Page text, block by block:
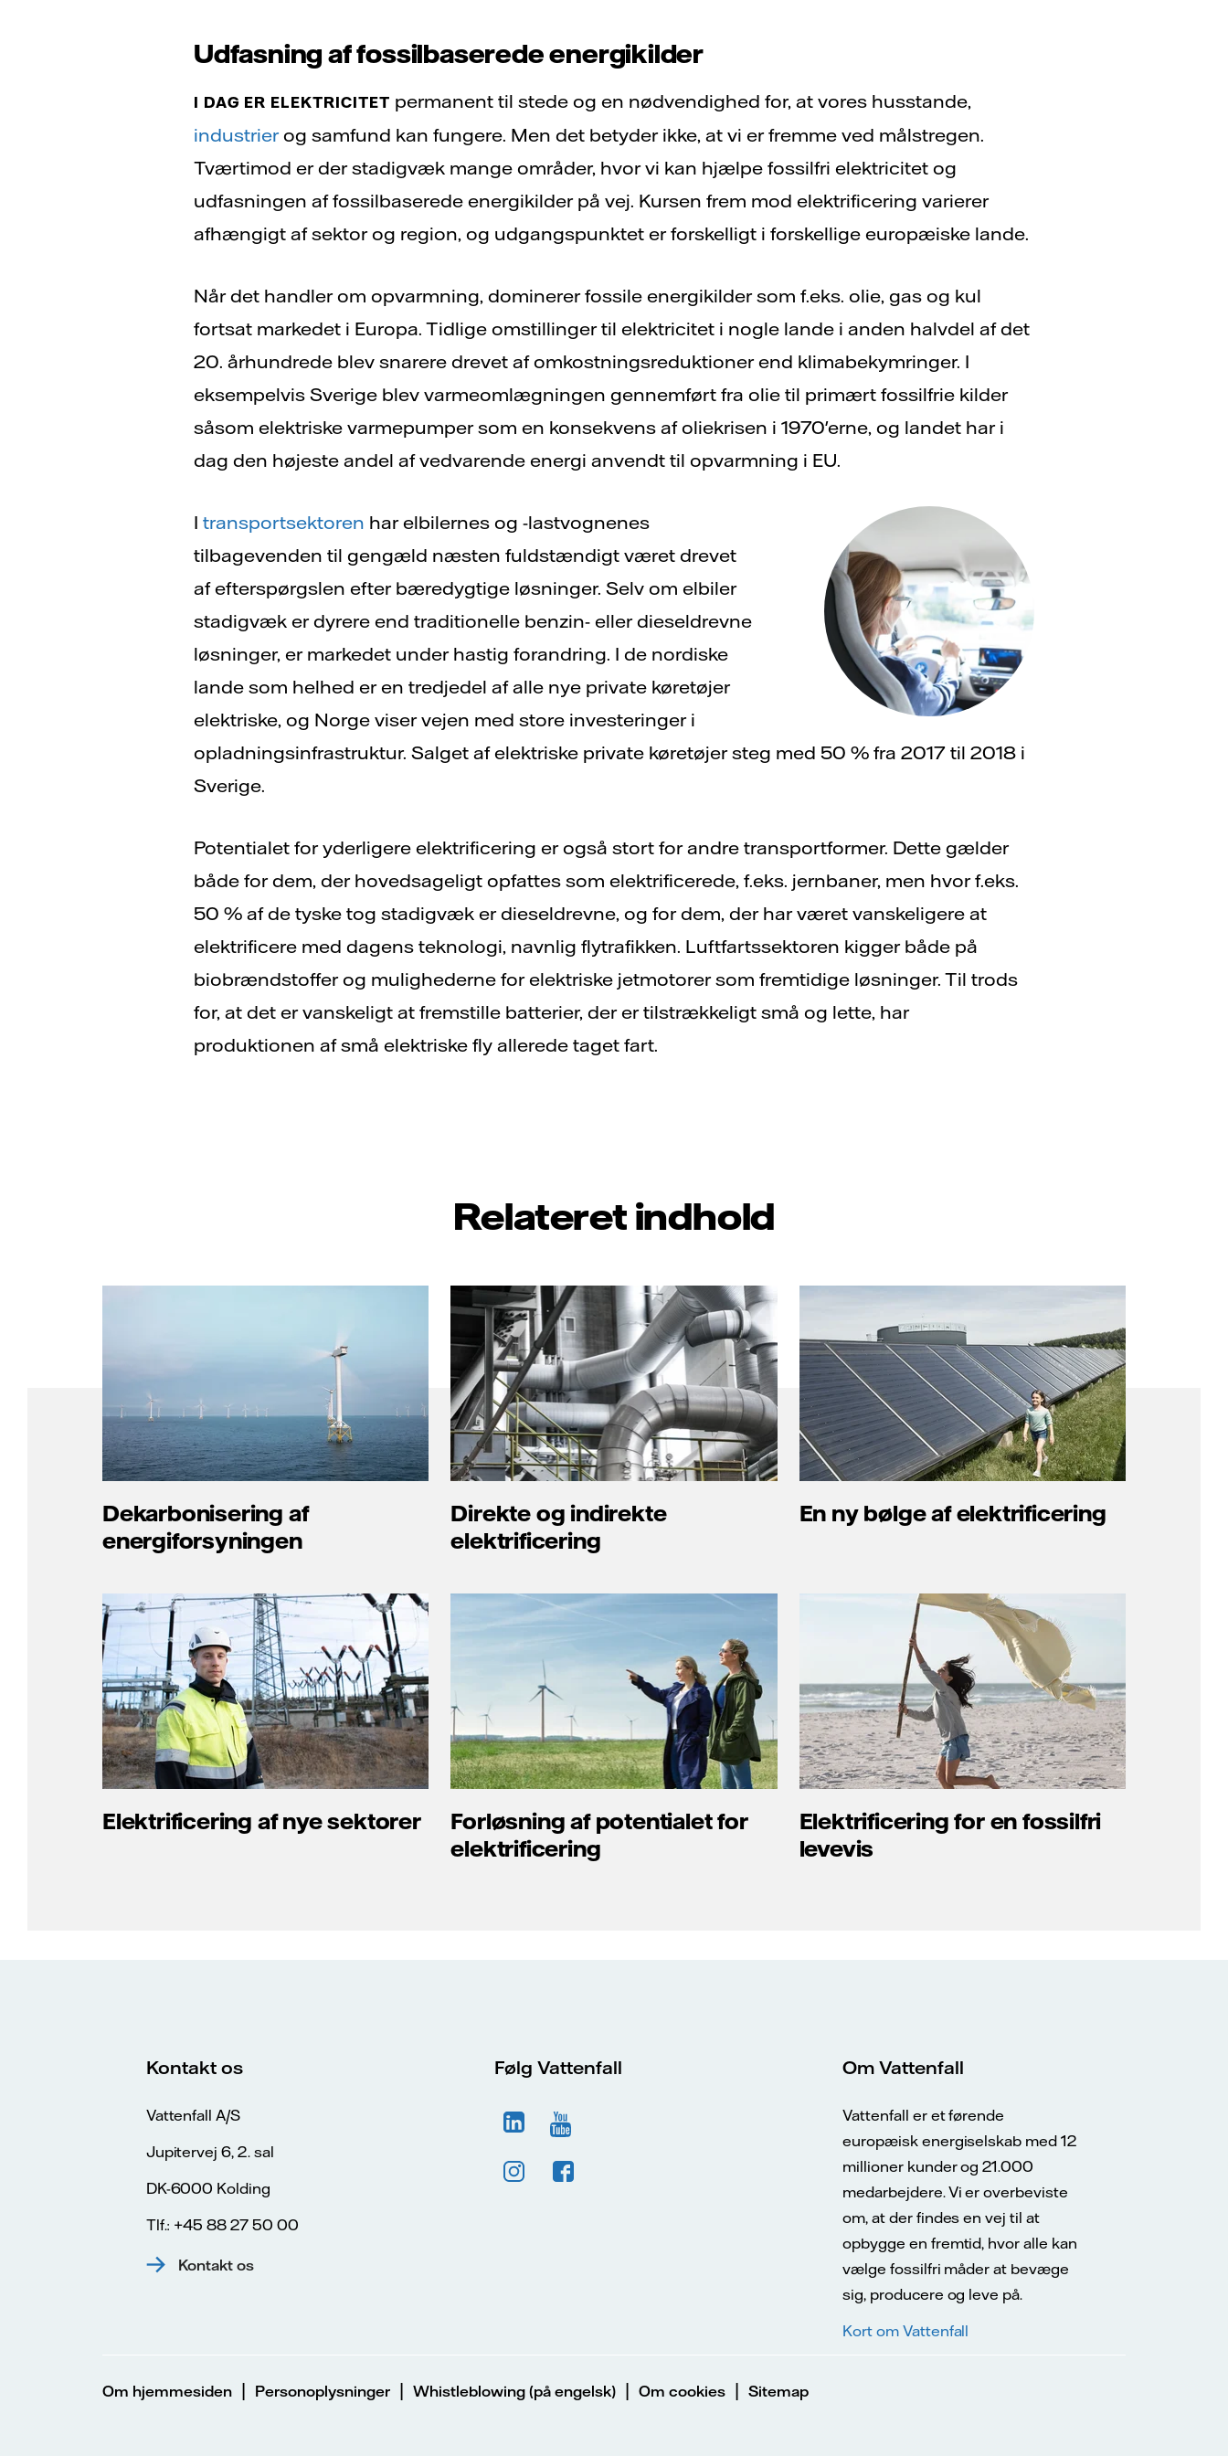
Udfasning af fossilbaserede energikilder
I DAG ER ELEKTRICITET permanent til stede og en nødvendighed for, at vores husstande,
industrierog samfund kan fungere. Men det betyder ikke, at vi er fremme ved målstregen.
Tværtimod er der stadigvæk mange områder, hvor vi kan hjælpe fossilfri elektricitet og
udfasningen af fossilbaserede energikilder på vej. Kursen frem mod elektrificering varierer
afhængigt af sektor og region, og udgangspunktet er forskelligt i forskellige europæiske lande.
Når det handler om opvarmning, dominerer fossile energikilder som f.eks. olie, gas og kul
fortsat markedet i Europa. Tidlige omstillinger til elektricitet i nogle lande i anden halvdel af det
20. århundrede blev snarere drevet af omkostningsreduktioner end klimabekymringer. I
eksempelvis Sverige blev varmeomlægningen gennemført fra olie til primært fossilfrie kilder
såsom elektriske varmepumper som en konsekvens af oliekrisen i 1970'erne, og landet har i
dag den højeste andel af vedvarende energi anvendt til opvarmning i EU.
I transportsektoren har elbilernes og -lastvognenes
tilbagevenden til gengæld næsten fuldstændigt været drevet
af efterspørgslen efter bæredygtige løsninger. Selv om elbiler
stadigvæk er dyrere end traditionelle benzin- eller dieseldrevne
løsninger, er markedet under hastig forandring. I de nordiske
lande som helhed er en tredjedel af alle nye private køretøjer
elektriske, og Norge viser vejen med store investeringer i
opladningsinfrastruktur. Salget af elektriske private køretøjer steg med 50 % fra 2017 til 2018 i
Sverige.
Potentialet for yderligere elektrificering er også stort for andre transportformer. Dette gælder
både for dem, der hovedsageligt opfattes som elektrificerede, f.eks. jernbaner, men hvor f.eks.
50 % af de tyske tog stadigvæk er dieseldrevne, og for dem, der har været vanskeligere at
elektrificere med dagens teknologi, navnlig flytrafikken. Luftfartssektoren kigger både på
biobrændstoffer og mulighederne for elektriske jetmotorer som fremtidige løsninger. Til trods
for, at det er vanskeligt at fremstille batterier, der er tilstrækkeligt små og lette, har
produktionen af små elektriske fly allerede taget fart.
Relateret indhold
Dekarbonisering af
energiforsyningen
Direkte og indirekte
elektrificering
En ny bølge af elektrificering
Elektrificering af nye sektorer
Forløsning af potentialet for
elektrificering
Elektrificering for en fossilfri
levevis
Kontakt os
Vattenfall A/S
Jupitervej 6, 2. sal
DK-6000 Kolding
Tlf.: +45 88 27 50 00
Kontakt os
Følg Vattenfall Om Vattenfall
Vattenfall er et førende
europæisk energiselskab med 12
millioner kunder og 21.000
medarbejdere. Vi er overbeviste
om, at der findes en vej til at
opbygge en fremtid, hvor alle kan
vælge fossilfri måder at bevæge
sig, producere og leve på.
Kort om Vattenfall
Om hjemmesiden | Personoplysninger | Whistleblowing (på engelsk) | Om cookies | Sitemap